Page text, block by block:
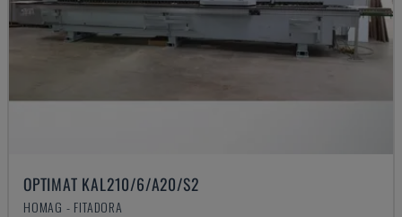
OPTIMAT KAL210/6/A20/S2
HOMAG - FITADORA